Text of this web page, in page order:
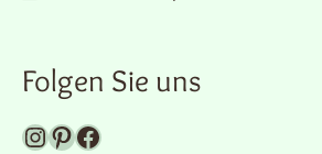
Folgen Sie uns
Zu unserem Instagram-KanalPinterest
Facebook